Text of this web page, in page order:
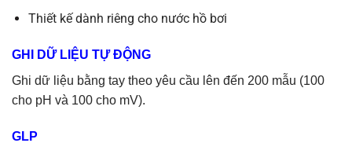
Thiết kế dành riêng cho nước hồ bơi
GHI DỮ LIỆU TỰ ĐỘNG
Ghi dữ liệu bằng tay theo yêu cầu lên đến 200 mẫu (100
cho pH và 100 cho mV).
GLP